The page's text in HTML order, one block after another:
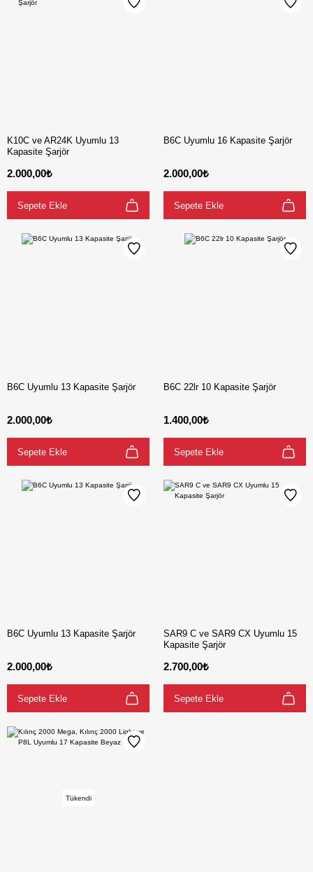
K10C ve AR24K Uyumlu 13
Kapasite Şarjör
2.000,00₺
Sepete Ekle
B6C Uyumlu 16 Kapasite Şarjör
2.000,00₺
Sepete Ekle
B6C Uyumlu 13 Kapasite Şarjör
2.000,00₺
Sepete Ekle
B6C 22lr 10 Kapasite Şarjör
1.400,00₺
Sepete Ekle
B6C Uyumlu 13 Kapasite Şarjör
2.000,00₺
Sepete Ekle
SAR9 C ve SAR9 CX Uyumlu 15
Kapasite Şarjör
2.700,00₺
Sepete Ekle
Tükendi